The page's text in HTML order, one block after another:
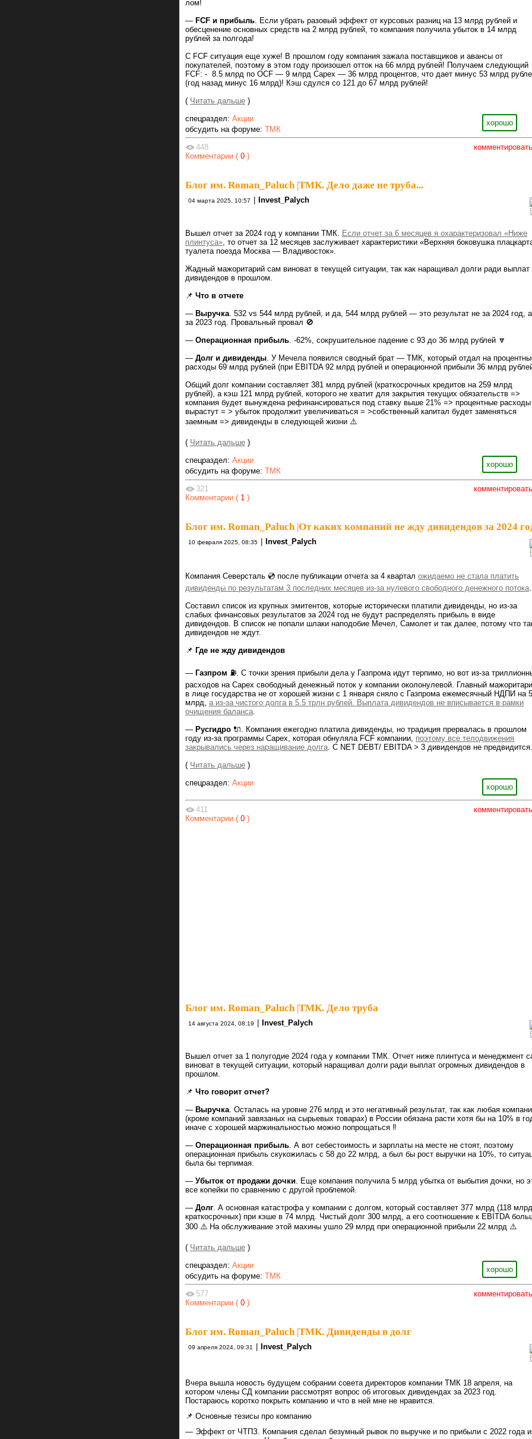
лом!
— FCF и прибыль . Если убрать разовый эффект от курсовых разниц на 13 млрд рублей и
обесценение основных средств на 2 млрд рублей, то компания получила убыток в 14 млрд
рублей за полгода!
С FCF ситуация еще хуже! В прошлом году компания зажала поставщиков и авансы от
покупателей, поэтому в этом году произошел отток на 66 млрд рублей! Получаем следующий
FCF: - 8.5 млрд по OCF — 9 млрд Сapex — 36 млрд процентов, что дает минус 53 млрд
(год назад минус 16 млрд)! Кэш сдулся со 121 до 67 млрд рублей!
( Читать дальше )
хорошо
спецраздел: Акции
обсудить на форуме: ТМК
комментировать
448
Комментарии ( 0 )
Блог им. Roman_Paluch|ТМК. Дело даже не труба...
04 марта 2025, 10:57 Invest_Palych
Вышел отчет за 2024 год у компании ТМК.
Если отчет за 6 месяцев я охарактеризовал «Ниже
плинтуса» , то отчет за 12 месяцев заслуживает характеристики «Верхняя боковушка
туалета поезда Москва — Владивосток».
Жадный мажоритарий сам виноват в текущей ситуации, так как наращивал долги ради выплат
дивидендов в прошлом.
📌 Что в отчете
— Выручка . 532 vs 544 млрд рублей, и да, 544 млрд рублей — это результат не за 2024 год, а
за 2023 год. Провальный провал 🚫
— Операционная прибыль . -62%, сокрушительное падение с 93 до 36 млрд рублей 🔽
— Долг и дивиденды . У Мечела появился сводный брат — ТМК, который отдал на
расходы 69 млрд рублей (при EBITDA 92 млрд рублей и операционной прибыли 36 млрд
Общий долг компании составляет 381 млрд рублей (краткосрочных кредитов на 259 млрд
рублей), а кэш 121 млрд рублей, которого не хватит для закрытия текущих обязательств =>
компания будет вынуждена рефинансироваться под ставку выше 21% => процентные расходы
вырастут = > убыток продолжит увеличиваться = >собственный капитал будет заменяться
заемным => дивиденды в следующей жизни ⚠️
( Читать дальше )
хорошо
спецраздел: Акции
обсудить на форуме: ТМК
комментировать
321
Комментарии ( 1 )
Блог им. Roman_Paluch| От каких компаний не жду дивидендов за 2024
10 февраля 2025, 08:35 Invest_Palych
Компания Северсталь 💿 после публикации отчета за 4 квартал ожидаемо не стала платить
дивиденды по результатам 3 последних месяцев из-за нулевого свободного денежного потока.
Составил список из крупных эмитентов, которые исторически платили дивиденды, но из-за
слабых финансовых результатов за 2024 год не будут распределять прибыль в виде
дивидендов. В список не попали шлаки наподобие Мечел, Самолет и так далее, потому что
дивидендов не ждут.
📌 Где не жду дивидендов
— Газпром ⛽️. С точки зрения прибыли дела у Газпрома идут терпимо, но вот из-за
расходов на Capex свободный денежный поток у компании околонулевой. Главный
в лице государства не от хорошей жизни с 1 января сняло с Газпрома ежемесячный НДПИ на
млрд, а из-за чистого долга в 5.5 трлн рублей. Выплата дивидендов не вписывается в рамки
очищения баланса.
— Русгидро 🔌. Компания ежегодно платила дивиденды, но традиция прервалась в прошлом
году из-за программы Capex, которая обнуляла FCF компании, поэтому все телодвижения
закрывались через наращивание долга. С NET DEBT/ EBITDA > 3 дивидендов не предвидится.
( Читать дальше )
хорошо
спецраздел: Акции
комментировать
411
Комментарии ( 0 )
Блог им. Roman_Paluch |ТМК. Дело труба
14 августа 2024, 08:19 | Invest_Palych
Вышел отчет за 1 полугодие 2024 года у компании ТМК. Отчет ниже плинтуса и менеджмент
виноват в текущей ситуации, который наращивал долги ради выплат огромных дивидендов в
прошлом.
📌 Что говорит отчет?
— Выручка . Осталась на уровне 276 млрд и это негативный результат, так как любая
(кроме компаний завязаных на сырьевых товарах) в России обязана расти хотя бы на 10% в
иначе с хорошей маржинальностью можно попрощаться ‼️
— Операционная прибыль . А вот себестоимость и зарплаты на месте не стоят, поэтому
операционная прибыль скукожилась с 58 до 22 млрд, а был бы рост выручки на 10%, то
была бы терпимая.
— Убыток от продажи дочки . Еще компания получила 5 млрд убытка от выбытия дочки, но
все копейки по сравнению с другой проблемой.
— Долг . А основная катастрофа у компании с долгом, который составляет 377 млрд (118 млрд
краткосрочных) при кэше в 74 млрд. Чистый долг 300 млрд, а его соотношение к EBITDA
300 ⚠️ На обслуживание этой махины ушло 29 млрд при операционной прибыли 22 млрд ⚠️
( Читать дальше )
хорошо
спецраздел: Акции
обсудить на форуме: ТМК
комментировать
577
Комментарии ( 0 )
Блог им. Roman_Paluch|ТМК. Дивиденды в долг
09 апреля 2024, 09:31 Invest_Palych
Вчера вышла новость будущем собрании совета директоров компании ТМК 18 апреля, на
котором члены СД компании рассмотрят вопрос об итоговых дивидендах за 2023 год.
Постараюсь коротко покрыть компанию и что в ней мне не нравится.
📌 Основные тезисы про компанию
— Эффект от ЧТПЗ. Компания сделал безумный рывок по выручке и по прибыли с 2022 года